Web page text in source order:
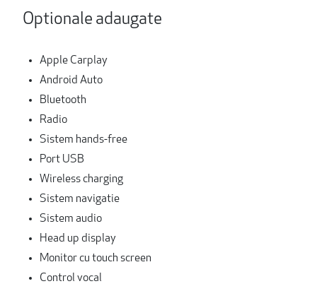
Optionale adaugate
Apple Carplay
Android Auto
Bluetooth
Radio
Sistem hands-free
Port USB
Wireless charging
Sistem navigatie
Sistem audio
Head up display
Monitor cu touch screen
Control vocal